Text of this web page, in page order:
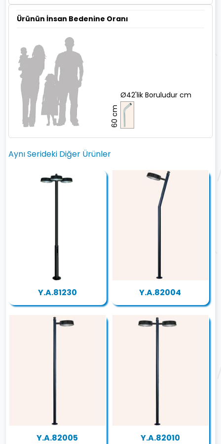
Ürünün İnsan Bedenine Oranı
Ø42'lik Boruludur cm
60 cm
Aynı Serideki Diğer Ürünler
Y.A.81230 Y.A.82004
Y.A.82005 Y.A.82010